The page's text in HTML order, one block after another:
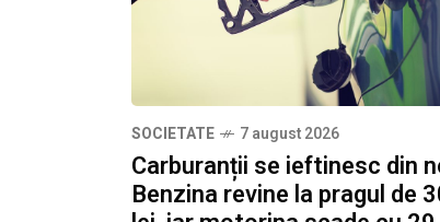
SOCIETATE 7 august 2026
Carburanții se ieftinesc din
Benzina revine la pragul de